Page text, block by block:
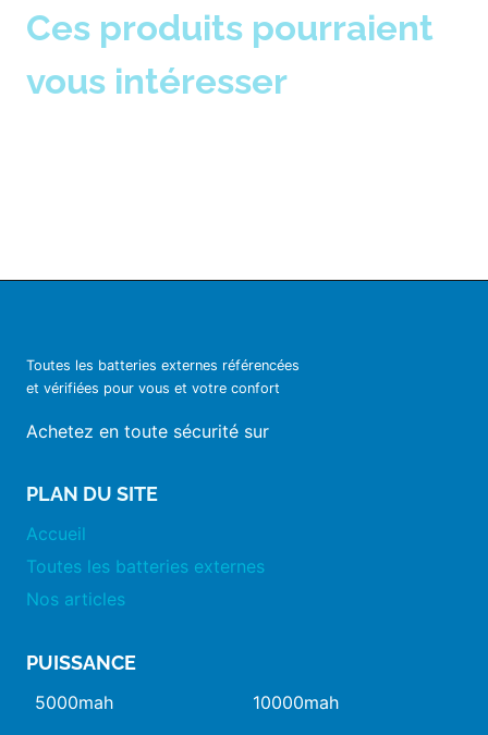
Ces produits pourraient
vous intéresser
Toutes les batteries externes référencées
et vérifiées pour vous et votre confort
Achetez en toute sécurité sur
PLAN DU SITE
Accueil
Toutes les batteries externes
Nos articles
PUISSANCE
5000mah 10000mah